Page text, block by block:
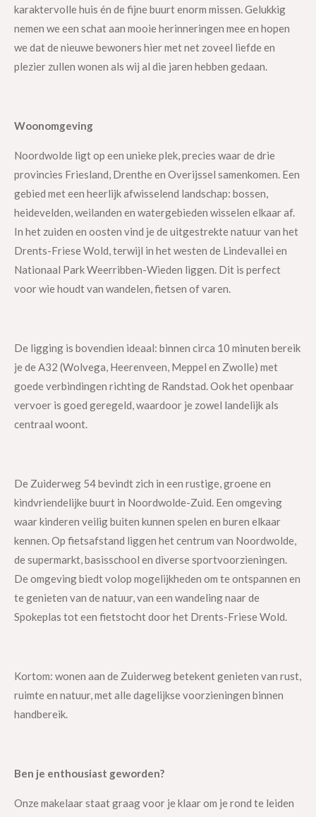
karaktervolle huis én de fijne buurt enorm missen. Gelukkig
nemen we een schat aan mooie herinneringen mee en hopen
we dat de nieuwe bewoners hier met net zoveel liefde en
plezier zullen wonen als wij al die jaren hebben gedaan.
Woonomgeving
Noordwolde ligt op een unieke plek, precies waar de drie
provincies Friesland, Drenthe en Overijssel samenkomen. Een
gebied met een heerlijk afwisselend landschap: bossen,
heidevelden, weilanden en watergebieden wisselen elkaar af.
In het zuiden en oosten vind je de uitgestrekte natuur van het
Drents-Friese Wold, terwijl in het westen de Lindevallei en
Nationaal Park Weerribben-Wieden liggen. Dit is perfect
voor wie houdt van wandelen, fietsen of varen.
De ligging is bovendien ideaal: binnen circa 10 minuten bereik
je de A32 (Wolvega, Heerenveen, Meppel en Zwolle) met
goede verbindingen richting de Randstad. Ook het openbaar
vervoer is goed geregeld, waardoor je zowel landelijk als
centraal woont.
De Zuiderweg 54 bevindt zich in een rustige, groene en
kindvriendelijke buurt in Noordwolde-Zuid. Een omgeving
waar kinderen veilig buiten kunnen spelen en buren elkaar
kennen. Op fietsafstand liggen het centrum van Noordwolde,
de supermarkt, basisschool en diverse sportvoorzieningen.
De omgeving biedt volop mogelijkheden om te ontspannen en
te genieten van de natuur, van een wandeling naar de
Spokeplas tot een fietstocht door het Drents-Friese Wold.
Kortom: wonen aan de Zuiderweg betekent genieten van rust,
ruimte en natuur, met alle dagelijkse voorzieningen binnen
handbereik.
Ben je enthousiast geworden?
Onze makelaar staat graag voor je klaar om je rond te leiden